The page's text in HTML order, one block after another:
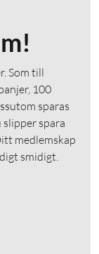
Som till
100
sparas
spara
medlemskap
smidigt.